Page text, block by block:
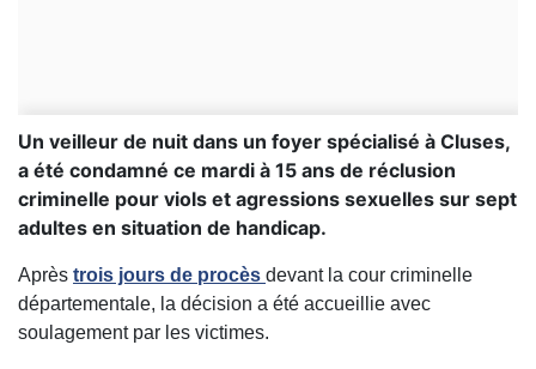
Un veilleur de nuit dans un foyer spécialisé à Cluses,
a été condamné ce mardi à 15 ans de réclusion
criminelle pour viols et agressions sexuelles sur sept
adultes en situation de handicap.
Après trois jours de procès devant la cour criminelle
départementale, la décision a été accueillie avec
soulagement par les victimes.